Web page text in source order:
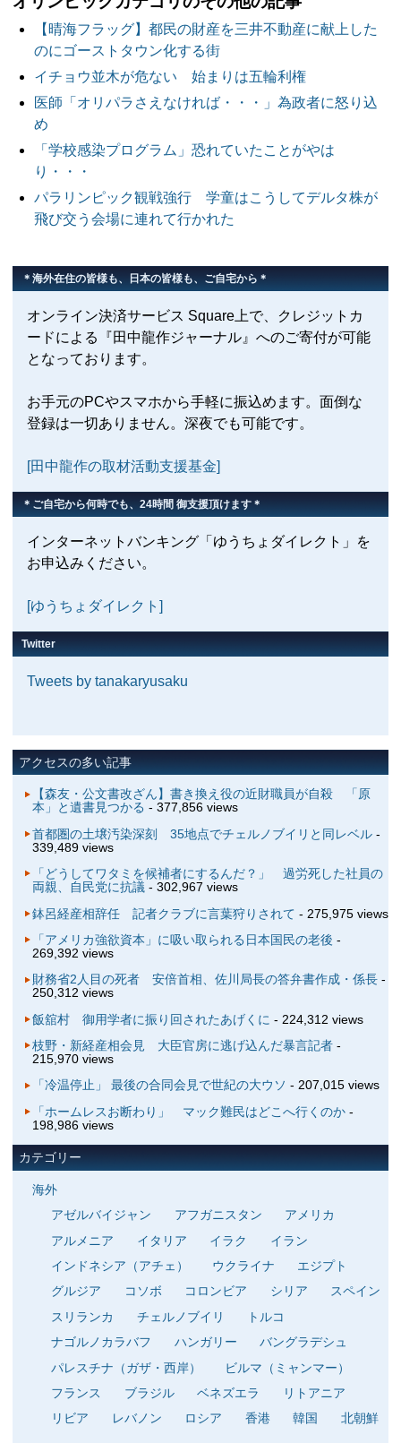
【晴海フラッグ】都民の財産を三井不動産に献上した
のにゴーストタウン化する街
イチョウ並木が危ない 始まりは五輪利権
医師「オリパラさえなければ・・・」為政者に怒り込
め
「学校感染プログラム」恐れていたことがやは
り・・・
パラリンピック観戦強行 学童はこうしてデルタ株が
飛び交う会場に連れて行かれた
＊海外在住の皆様も、日本の皆様も、ご自宅から＊
オンライン決済サービス Square上で、クレジットカ
ードによる『田中龍作ジャーナル』へのご寄付が可能
となっております。
お手元のPCやスマホから手軽に振込めます。面倒な
登録は一切ありません。深夜でも可能です。
[田中龍作の取材活動支援基金]
＊ご自宅から何時でも、24時間 御支援頂けます＊
インターネットバンキング「ゆうちょダイレクト」を
お申込みください。
[ゆうちょダイレクト]
Twitter
Tweets by tanakaryusaku
アクセスの多い記事
【森友・公文書改ざん】書き換え役の近財職員が自殺 「原
本」と遺書見つかる - 377,856 views
首都圏の土壌汚染深刻 35地点でチェルノブイリと同レベル-
339,489 views
「どうしてワタミを候補者にするんだ？」 過労死した社員の
両親、自民党に抗議- 302,967 views
鉢呂経産相辞任 記者クラブに言葉狩りされて - 275,975 views
「アメリカ強欲資本」に吸い取られる日本国民の老後 -
269,392 views
財務省2人目の死者 安倍首相、佐川局長の答弁書作成・係長-
250,312 views
飯舘村 御用学者に振り回されたあげくに - 224,312 views
枝野・新経産相会見 大臣官房に逃げ込んだ暴言記者-
215,970 views
「冷温停止」 最後の合同会見で世紀の大ウソ - 207,015 views
「ホームレスお断わり」 マック難民はどこへ行くのか-
198,986 views
カテゴリー
海外
アゼルバイジャン
アフガニスタン
アメリカ
アルメニア
イタリア イラク
イラン
インドネシア（アチェ）
ウクライナ
エジプト
グルジア
コソボ コロンビア シリア
スペイン
スリランカ
チェルノブイリ
トルコ
ナゴルノカラバフ
ハンガリー
バングラデシュ
パレスチナ（ガザ・西岸）
ビルマ（ミャンマー）
フランス
ブラジル ベネズエラ
リトアニア
リビア
レバノン ロシア 香港 韓国 北朝鮮